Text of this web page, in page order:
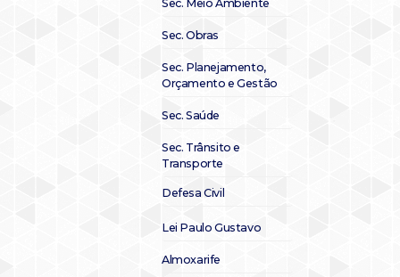
Sec. Meio Ambiente
Sec. Obras
Sec. Planejamento,
Orçamento e Gestão
Sec. Saúde
Sec. Trânsito e
Transporte
Defesa Civil
Lei Paulo Gustavo
Almoxarife